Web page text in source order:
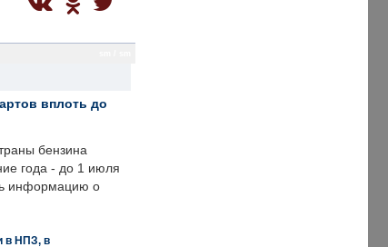
вплоть до
бензина
года - до 1 июля
информацию о
в НПЗ, в